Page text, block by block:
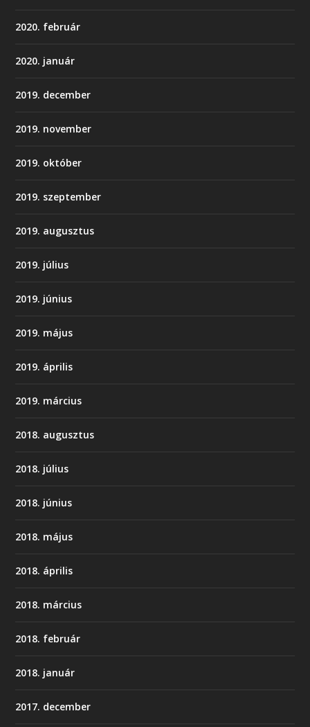
2020. február
2020. január
2019. december
2019. november
2019. október
2019. szeptember
2019. augusztus
2019. július
2019. június
2019. május
2019. április
2019. március
2018. augusztus
2018. július
2018. június
2018. május
2018. április
2018. március
2018. február
2018. január
2017. december